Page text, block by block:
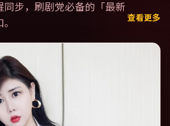
步，刷剧党必备的「最新
查看更多